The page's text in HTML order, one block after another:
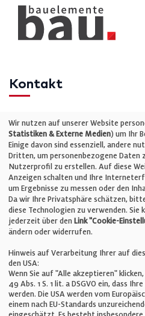
Kontakt
Telefon: +49 (0)711 2585563-0
E-Mail:info@bauelemente-bau.eu
Unternehmen
Impressum
Cookie-Einstellungen
AGB
Wir nutzen auf unserer Website
Statistiken & Externe Medien) um Ihr
Einige davon sind essenziell, andere
Dritten, um personenbezogene Daten
Nutzerprofil zu erstellen. Auf diese
Anzeigen schalten und Ihre
um Ergebnisse zu messen oder den
Da wir Ihre Privatsphäre schätzen,
diese Technologien zu verwenden.
jederzeit über den Link "Cookie-
ändern oder widerrufen.
Hinweis auf Verarbeitung Ihrer auf
den USA:
Wenn Sie auf "Alle akzeptieren"
49 Abs. 1 S. 1 lit. a DSGVO ein, dass
werden. Die USA werden vom
einem nach EU-Standards